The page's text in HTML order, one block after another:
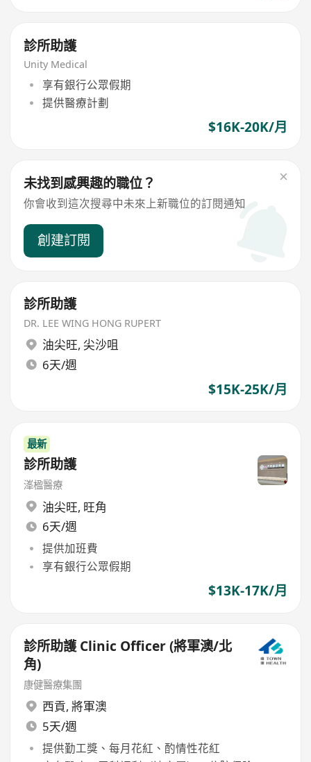
診所助護
Unity Medical
享有銀行公眾假期
提供醫療計劃
$16K-20K/月
未找到感興趣的職位？
你會收到這次搜尋中未來上新職位的訂閱通知
創建訂閱
診所助護
DR. LEE WING HONG RUPERT
油尖旺, 尖沙咀
6天/週
$15K-25K/月
最新
診所助護
溄楹醫療
油尖旺, 旺角
6天/週
提供加班費
享有銀行公眾假期
$13K-17K/月
診所助護 Clinic Officer (將軍澳/北
角)
康健醫療集團
西貢, 將軍澳
5天/週
提供勤工獎、每月花紅、酌情性花紅